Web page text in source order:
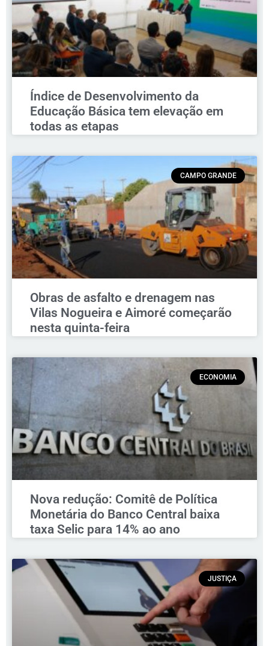
Índice de Desenvolvimento da
Educação Básica tem elevação em
todas as etapas
CAMPO GRANDE
Obras de asfalto e drenagem nas
Vilas Nogueira e Aimoré começarão
nesta quinta-feira
ECONOMIA
Nova redução: Comitê de Política
Monetária do Banco Central baixa
taxa Selic para 14% ao ano
JUSTIÇA